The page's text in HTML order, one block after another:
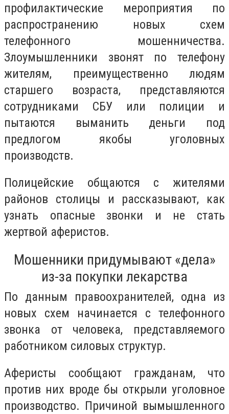
профилактические мероприятия по
распространению новых схем
телефонного мошенничества.
Злоумышленники звонят по телефону
жителям, преимущественно людям
старшего возраста, представляются
сотрудниками СБУ или полиции и
пытаются выманить деньги под
предлогом якобы уголовных
производств.
Полицейские общаются с жителями
районов столицы и рассказывают, как
узнать опасные звонки и не стать
жертвой аферистов.
Мошенники придумывают «дела»
из-за покупки лекарства
По данным правоохранителей, одна из
новых схем начинается с телефонного
звонка от человека, представляемого
работником силовых структур.
Аферисты сообщают гражданам, что
против них вроде бы открыли уголовное
производство. Причиной вымышленного